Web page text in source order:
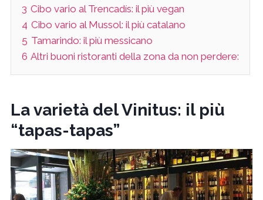
3 Cibo vario al Trencadís: il più vegan
4 Cibo vario al Mussol: il più catalano
5 Tamarindo: il più messicano
6 Altri buoni ristoranti della zona da non perdere:
La varietà del Vinitus: il più
“tapas-tapas”